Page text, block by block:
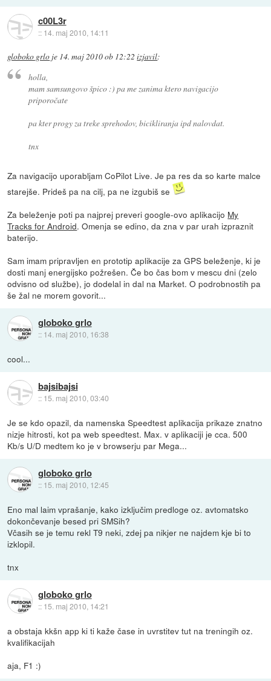
c00L3r
:: 14. maj 2010, 14:11
globoko grlo je 14. maj 2010 ob 12:22 izjavil:
holla,
mam samsungovo špico :) pa me zanima ktero navigacijo
priporočate
pa kter progy za treke sprehodov, bicikliranja ipd nalovdat.
tnx
Za navigacijo uporabljam CoPilot Live. Je pa res da so karte malce
starejše. Prideš pa na cilj, pa ne izgubiš se
Za beleženje poti pa najprej preveri google-ovo aplikacijo My
Tracks for Android. Omenja se edino, da zna v par urah izpraznit
baterijo.
Sam imam pripravljen en prototip aplikacije za GPS beleženje, ki je
dosti manj energijsko požrešen. Če bo čas bom v mescu dni (zelo
odvisno od službe), jo dodelal in dal na Market. O podrobnostih pa
še žal ne morem govorit...
globoko grlo
:: 14. maj 2010, 16:38
cool...
bajsibajsi
:: 15. maj 2010, 03:40
Je se kdo opazil, da namenska Speedtest aplikacija prikaze znatno
nizje hitrosti, kot pa web speedtest. Max. v aplikaciji je cca. 500
Kb/s U/D medtem ko je v browserju par Mega...
globoko grlo
:: 15. maj 2010, 12:45
Eno mal laim vprašanje, kako izključim predloge oz. avtomatsko
dokončevanje besed pri SMSih?
Včasih se je temu rekl T9 neki, zdej pa nikjer ne najdem kje bi to
izklopil.
tnx
globoko grlo
:: 15. maj 2010, 14:21
a obstaja kkšn app ki ti kaže čase in uvrstitev tut na treningih oz.
kvalifikacijah
aja, F1 :)